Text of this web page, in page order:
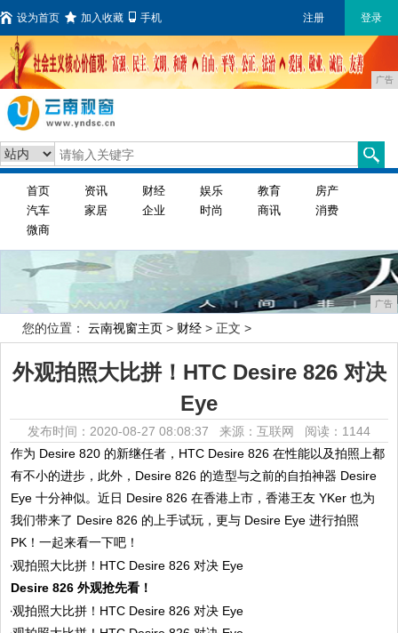
设为首页 加入收藏 手机 注册 登录
广告
首页 资讯 财经 娱乐 教育
房产
汽车
家居 企业 时尚 商讯
消费
微商
广告
您的位置： 云南视窗主页 > 财经 > 正文 >
外观拍照大比拼！HTC Desire 826 对决
Eye
发布时间：2020-08-27 08:08:37 来源：互联网 阅读：1144
作为 Desire 820 的新继任者，HTC Desire 826 在性能以及拍照上都
有不小的进步，此外，Desire 826 的造型与之前的自拍神器 Desire
Eye 十分神似。近日 Desire 826 在香港上市，香港王友 YKer 也为
我们带来了 Desire 826 的上手试玩，更与 Desire Eye 进行拍照
PK！一起来看一下吧！
Desire 826 外观抢先看！